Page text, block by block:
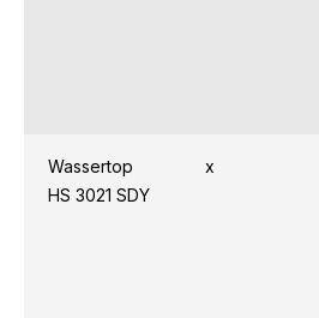
Wassertop
HS 3021 SDY
x